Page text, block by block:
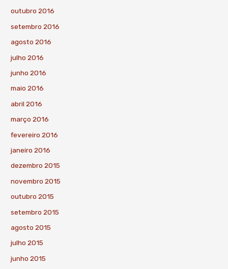
outubro 2016
setembro 2016
agosto 2016
julho 2016
junho 2016
maio 2016
abril 2016
março 2016
fevereiro 2016
janeiro 2016
dezembro 2015
novembro 2015
outubro 2015
setembro 2015
agosto 2015
julho 2015
junho 2015